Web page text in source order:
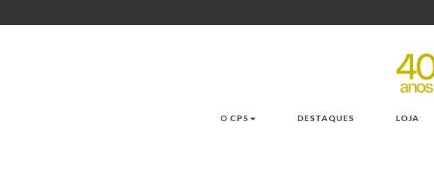
O CPS DESTAQUES LOJA